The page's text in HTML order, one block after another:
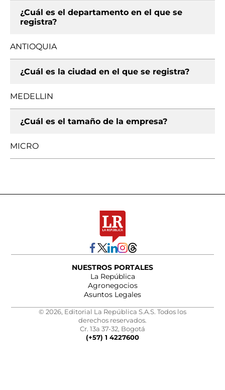
¿Cuál es el departamento en el que se
registra?
ANTIOQUIA
¿Cuál es la ciudad en el que se registra?
MEDELLIN
¿Cuál es el tamaño de la empresa?
MICRO
NUESTROS PORTALES
La República
Agronegocios
Asuntos Legales
© 2026, Editorial La República S.A.S. Todos los
derechos reservados.
Cr. 13a 37-32, Bogotá
(+57) 1 4227600